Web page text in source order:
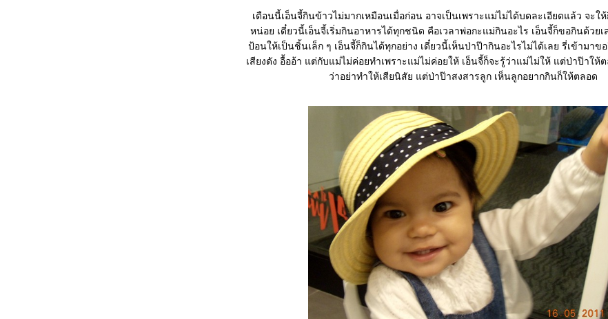
เดือนนี้เอ็นจี้กินข้าวไม่มากเหมือนเมื่อก่อน อาจเป็นเพราะแม่ไม่ได้บดละเอียดแล้ว จะใ
หน่อย เดี๋ยวนี้เอ็นจี้เริ่มกินอาหารได้ทุกชนิด คือเวลาพ่อกะแม่กินอะไร เอ็นจี้ก็ขอกินด้วย
ป้อนให้เป็นชิ้นเล็ก ๆ เอ็นจี้ก็กินได้ทุกอย่าง เดี๋ยวนี้เห็นป่าป๊ากินอะไรไม่ได้เลย รี่เข้ามาข
เสียงดัง อื้ออ้า แต่กับแม่ไม่ค่อยทำเพราะแม่ไม่ค่อยให้ เอ็นจี้ก็จะรู้ว่าแม่ไม่ให้ แต่ป่าป๊าให้
ว่าอย่าทำให้เสียนิสัย แต่ป่าป๊าสงสารลูก เห็นลูกอยากกินก็ให้ตลอด